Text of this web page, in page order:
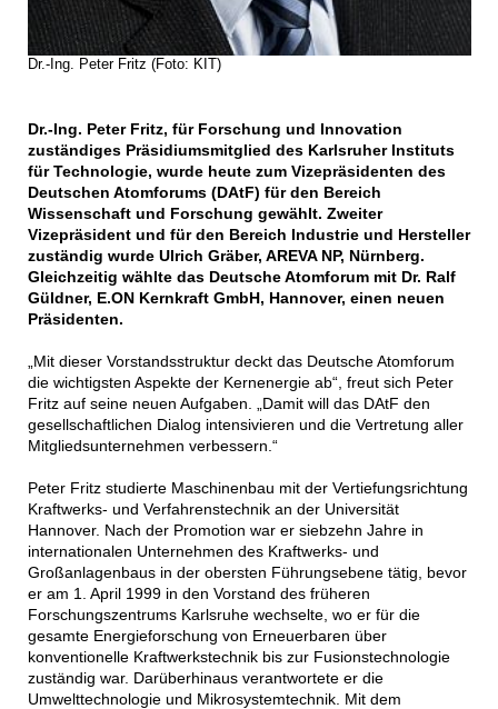
Dr.-Ing. Peter Fritz (Foto: KIT)
Dr.-Ing. Peter Fritz, für Forschung und Innovation
zuständiges Präsidiumsmitglied des Karlsruher Instituts
für Technologie, wurde heute zum Vizepräsidenten des
Deutschen Atomforums (DAtF) für den Bereich
Wissenschaft und Forschung gewählt. Zweiter
Vizepräsident und für den Bereich Industrie und Hersteller
zuständig wurde Ulrich Gräber, AREVA NP, Nürnberg.
Gleichzeitig wählte das Deutsche Atomforum mit Dr. Ralf
Güldner, E.ON Kernkraft GmbH, Hannover, einen neuen
Präsidenten.
„Mit dieser Vorstandsstruktur deckt das Deutsche Atomforum
die wichtigsten Aspekte der Kernenergie ab“, freut sich Peter
Fritz auf seine neuen Aufgaben. „Damit will das DAtF den
gesellschaftlichen Dialog intensivieren und die Vertretung aller
Mitgliedsunternehmen verbessern.“
Peter Fritz studierte Maschinenbau mit der Vertiefungsrichtung
Kraftwerks- und Verfahrenstechnik an der Universität
Hannover. Nach der Promotion war er siebzehn Jahre in
internationalen Unternehmen des Kraftwerks- und
Großanlagenbaus in der obersten Führungsebene tätig, bevor
er am 1. April 1999 in den Vorstand des früheren
Forschungszentrums Karlsruhe wechselte, wo er für die
gesamte Energieforschung von Erneuerbaren über
konventionelle Kraftwerkstechnik bis zur Fusionstechnologie
zuständig war. Darüberhinaus verantwortete er die
Umwelttechnologie und Mikrosystemtechnik. Mit dem